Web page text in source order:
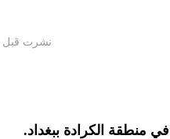
نشرت قبل
منطقة الكرادة ببغداد.